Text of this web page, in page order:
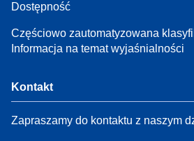
Dostępność
Częściowo zautomatyzowana
Informacja na temat wyjaśnialności
Kontakt
Zapraszamy do kontaktu z naszym